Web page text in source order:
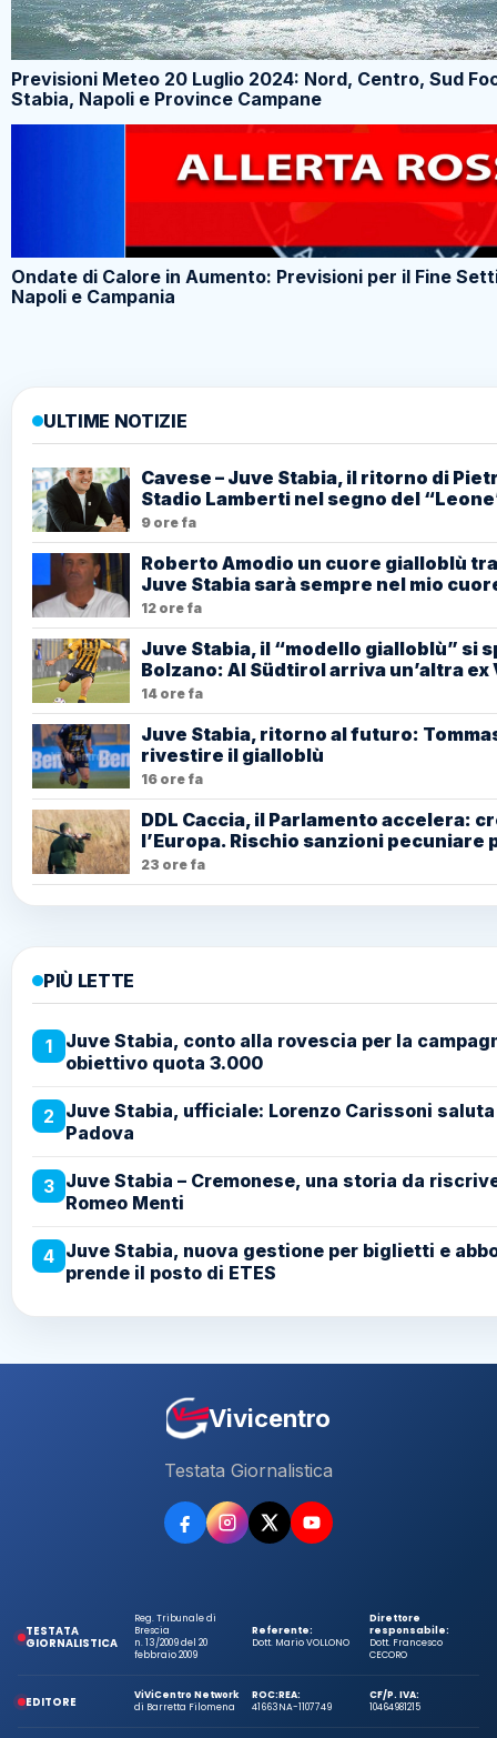
Previsioni Meteo 20 Luglio 2024: Nord, Centro, Sud
Stabia, Napoli e Province Campane
Ondate di Calore in Aumento: Previsioni per il Fine
Napoli e Campania
ULTIME NOTIZIE
Cavese – Juve Stabia, il ritorno di
Stadio Lamberti nel segno del
9 ore fa
Roberto Amodio un cuore gialloblù
Juve Stabia sarà sempre nel mio
12 ore fa
Juve Stabia, il “modello gialloblù” si
Bolzano: Al Südtirol arriva un’altra ex
14 ore fa
Juve Stabia, ritorno al futuro:
rivestire il gialloblù
16 ore fa
DDL Caccia, il Parlamento accelera:
l’Europa. Rischio sanzioni pecuniare
23 ore fa
PIÙ LETTE
1
Juve Stabia, conto alla rovescia per la
obiettivo quota 3.000
2 Juve Stabia, ufficiale: Lorenzo Carissoni
Padova
3 Juve Stabia – Cremonese, una storia da
Romeo Menti
4 Juve Stabia, nuova gestione per biglietti e
prende il posto di ETES
Vivicentro
Testata Giornalistica
TESTATA
GIORNALISTICA
Reg. Tribunale di
Brescia
n. 13/2009 del 20
febbraio 2009
Referente:
Dott. Mario VOLLONO
Direttore
responsabile:
Dott. Francesco
CECORO
EDITORE
ViViCentro Network
di Barretta Filomena
ROC:
41663
REA:
NA-1107749
CF/P. IVA:
10464981215